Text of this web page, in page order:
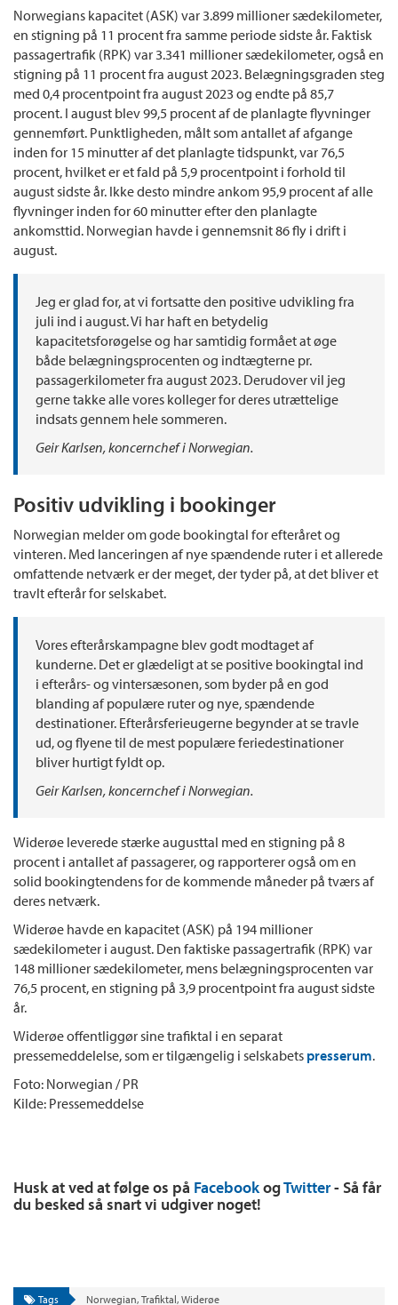
Norwegians kapacitet (ASK) var 3.899 millioner sædekilometer,
en stigning på 11 procent fra samme periode sidste år. Faktisk
passagertrafik (RPK) var 3.341 millioner sædekilometer, også en
stigning på 11 procent fra august 2023. Belægningsgraden steg
med 0,4 procentpoint fra august 2023 og endte på 85,7
procent. I august blev 99,5 procent af de planlagte flyvninger
gennemført. Punktligheden, målt som antallet af afgange
inden for 15 minutter af det planlagte tidspunkt, var 76,5
procent, hvilket er et fald på 5,9 procentpoint i forhold til
august sidste år. Ikke desto mindre ankom 95,9 procent af alle
flyvninger inden for 60 minutter efter den planlagte
ankomsttid. Norwegian havde i gennemsnit 86 fly i drift i
august.
Jeg er glad for, at vi fortsatte den positive udvikling fra
juli ind i august. Vi har haft en betydelig
kapacitetsforøgelse og har samtidig formået at øge
både belægningsprocenten og indtægterne pr.
passagerkilometer fra august 2023. Derudover vil jeg
gerne takke alle vores kolleger for deres utrættelige
indsats gennem hele sommeren.
Geir Karlsen, koncernchef i Norwegian.
Positiv udvikling i bookinger
Norwegian melder om gode bookingtal for efteråret og
vinteren. Med lanceringen af nye spændende ruter i et allerede
omfattende netværk er der meget, der tyder på, at det bliver et
travlt efterår for selskabet.
Vores efterårskampagne blev godt modtaget af
kunderne. Det er glædeligt at se positive bookingtal ind
i efterårs- og vintersæsonen, som byder på en god
blanding af populære ruter og nye, spændende
destinationer. Efterårsferieugerne begynder at se travle
ud, og flyene til de mest populære feriedestinationer
bliver hurtigt fyldt op.
Geir Karlsen, koncernchef i Norwegian.
Widerøe leverede stærke augusttal med en stigning på 8
procent i antallet af passagerer, og rapporterer også om en
solid bookingtendens for de kommende måneder på tværs af
deres netværk.
Widerøe havde en kapacitet (ASK) på 194 millioner
sædekilometer i august. Den faktiske passagertrafik (RPK) var
148 millioner sædekilometer, mens belægningsprocenten var
76,5 procent, en stigning på 3,9 procentpoint fra august sidste
år.
Widerøe offentliggør sine trafiktal i en separat
pressemeddelelse, som er tilgængelig i selskabets presserum.
Foto: Norwegian / PR
Kilde: Pressemeddelse
Husk at ved at følge os på FacebookogTwitter- Så får
du besked så snart vi udgiver noget!
Tags Norwegian, Trafiktal, Widerøe